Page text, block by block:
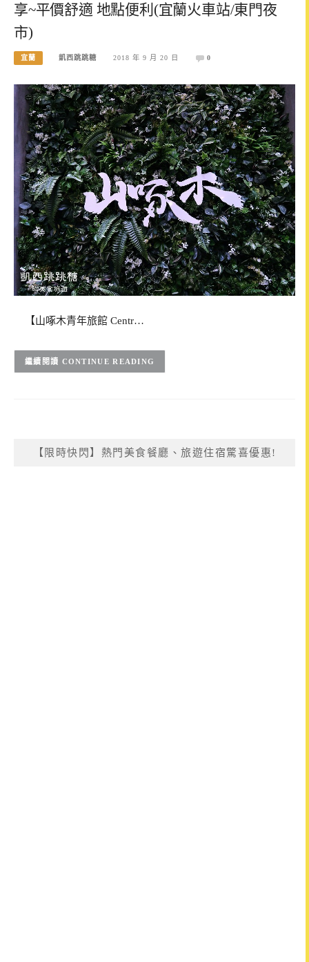
享~平價舒適 地點便利(宜蘭火車站/東門夜
市)
宜蘭 凱西跳跳糖 2018 年 9 月 20 日 0
【山啄木青年旅館 Centr…
CONTINUE READING
【限時快閃】熱門美食餐廳、旅遊住宿驚喜優惠!